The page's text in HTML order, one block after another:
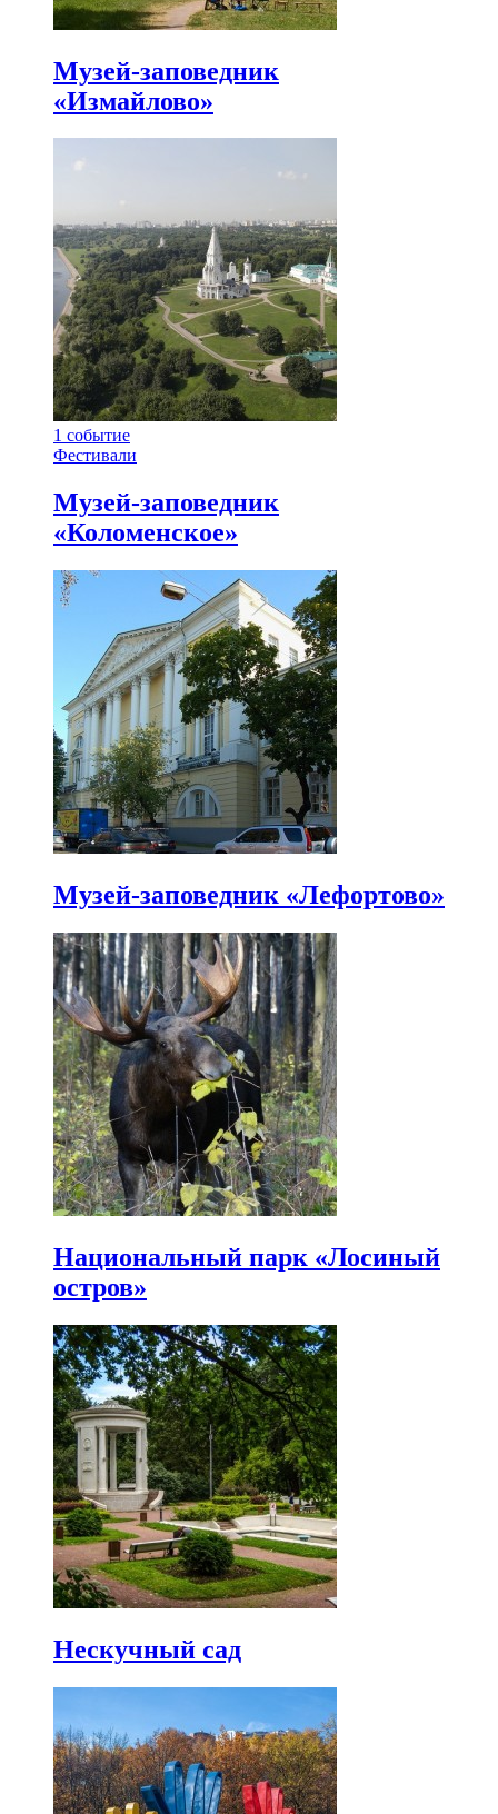
Музей-заповедник
«Измайлово»
1 событие
Фестивали
Музей-заповедник
«Коломенское»
Музей-заповедник «Лефортово»
Национальный парк «Лосиный
остров»
Нескучный сад